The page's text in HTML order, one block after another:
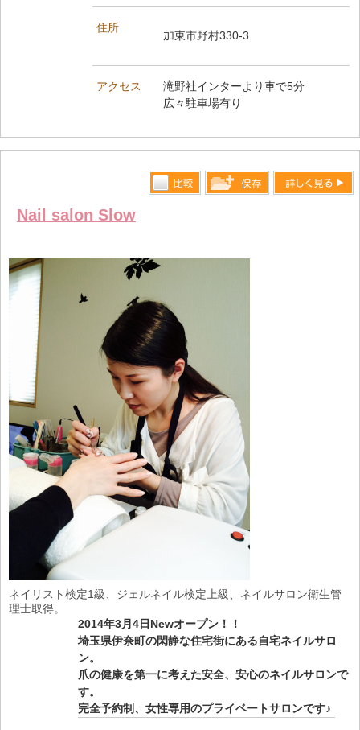
住所
加東市野村330-3
アクセス
滝野社インターより車で5分
広々駐車場有り
Nail salon Slow
します
ネイリスト検定1級、ジェルネイル検定上級、ネイルサロン衛生管
理士取得。
2014年3月4日Newオープン！！
埼玉県伊奈町の閑静な住宅街にある自宅ネイルサロ
ン。
爪の健康を第一に考えた安全、安心のネイルサロンで
す。
完全予約制、女性専用のプライベートサロンです♪